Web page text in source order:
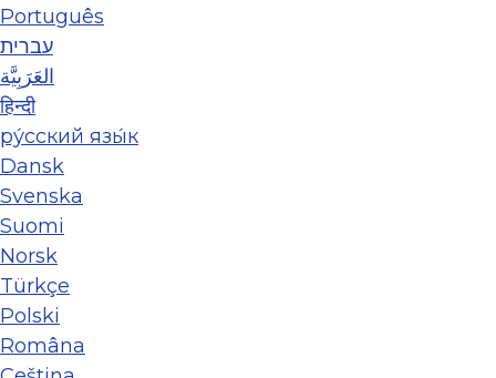
Português
עברית
العَرَبِيَّة
हिन्दी
ру́сский язы́к
Dansk
Svenska
Suomi
Norsk
Türkçe
Polski
Româna